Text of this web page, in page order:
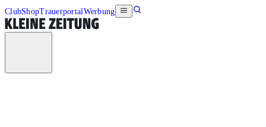
ClubShopTrauerportalWerbung